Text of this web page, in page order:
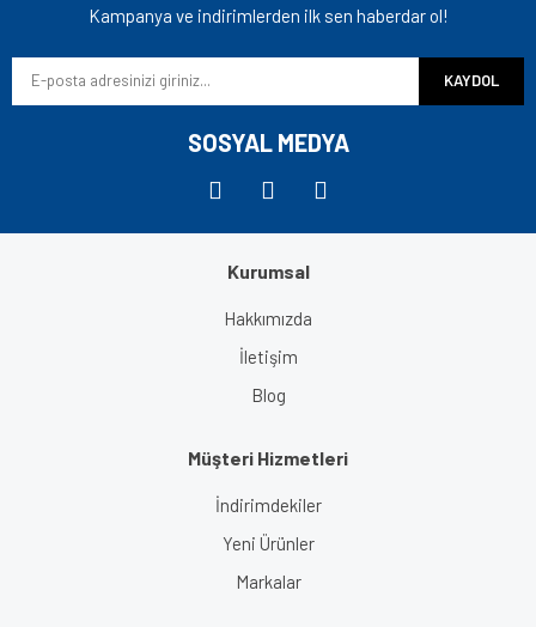
Ürün açıklamasında eksik bilgiler bulunuyor.
Ürün fiyatı diğer sitelerden daha pahalı.
Gönder
Kampanya ve indirimlerden ilk sen haberdar ol!
KAYDOL
SOSYAL MEDYA
Kurumsal
Hakkımızda
İletişim
Blog
Müşteri Hizmetleri
İndirimdekiler
Yeni Ürünler
Markalar